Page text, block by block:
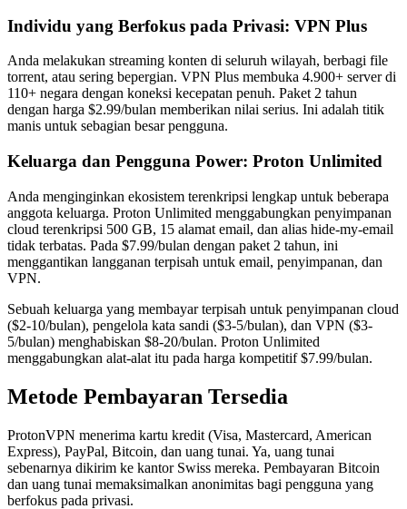
Individu yang Berfokus pada Privasi: VPN Plus
Anda melakukan streaming konten di seluruh wilayah, berbagi file
torrent, atau sering bepergian. VPN Plus membuka 4.900+ server di
110+ negara dengan koneksi kecepatan penuh. Paket 2 tahun
dengan harga $2.99/bulan memberikan nilai serius. Ini adalah titik
manis untuk sebagian besar pengguna.
Keluarga dan Pengguna Power: Proton Unlimited
Anda menginginkan ekosistem terenkripsi lengkap untuk beberapa
anggota keluarga. Proton Unlimited menggabungkan penyimpanan
cloud terenkripsi 500 GB, 15 alamat email, dan alias hide-my-email
tidak terbatas. Pada $7.99/bulan dengan paket 2 tahun, ini
menggantikan langganan terpisah untuk email, penyimpanan, dan
VPN.
Sebuah keluarga yang membayar terpisah untuk penyimpanan cloud
($2-10/bulan), pengelola kata sandi ($3-5/bulan), dan VPN ($3-
5/bulan) menghabiskan $8-20/bulan. Proton Unlimited
menggabungkan alat-alat itu pada harga kompetitif $7.99/bulan.
Metode Pembayaran Tersedia
ProtonVPN menerima kartu kredit (Visa, Mastercard, American
Express), PayPal, Bitcoin, dan uang tunai. Ya, uang tunai
sebenarnya dikirim ke kantor Swiss mereka. Pembayaran Bitcoin
dan uang tunai memaksimalkan anonimitas bagi pengguna yang
berfokus pada privasi.